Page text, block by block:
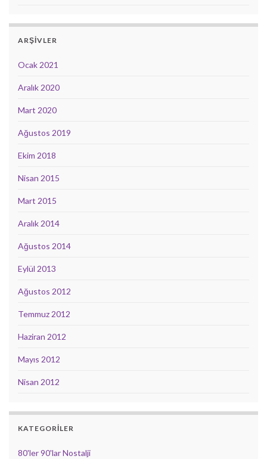
ARŞIVLER
Ocak 2021
Aralık 2020
Mart 2020
Ağustos 2019
Ekim 2018
Nisan 2015
Mart 2015
Aralık 2014
Ağustos 2014
Eylül 2013
Ağustos 2012
Temmuz 2012
Haziran 2012
Mayıs 2012
Nisan 2012
KATEGORILER
80'ler 90'lar Nostalji